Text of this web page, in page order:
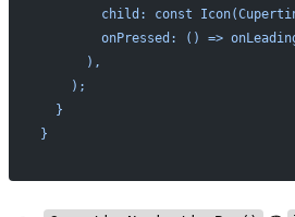
child: const
onPressed: () =>
      ),
    );
  }
}